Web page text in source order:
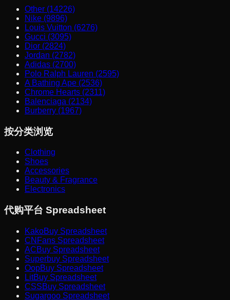
Other (14226)
Nike (9896)
Louis Vuitton (6276)
Gucci (3095)
Dior (2824)
Jordan (2782)
Adidas (2700)
Polo Ralph Lauren (2595)
A Bathing Ape (2536)
Chrome Hearts (2311)
Balenciaga (2134)
Burberry (1967)
按分类浏览
Clothing
Shoes
Accessories
Beauty & Fragrance
Electronics
代购平台 Spreadsheet
KakoBuy Spreadsheet
CNFans Spreadsheet
ACBuy Spreadsheet
Superbuy Spreadsheet
OopBuy Spreadsheet
LitBuy Spreadsheet
CSSBuy Spreadsheet
Sugargoo Spreadsheet